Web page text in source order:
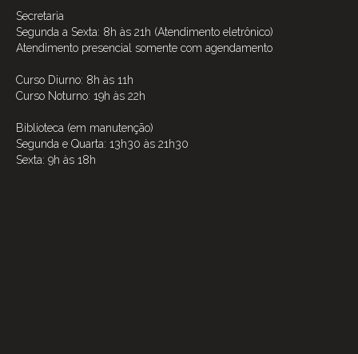
Secretaria
Segunda a Sexta: 8h às 21h (Atendimento eletrônico)
Atendimento presencial somente com agendamento
Curso Diurno: 8h às 11h
Curso Noturno: 19h às 22h
Biblioteca (em manutenção)
Segunda e Quarta: 13h30 às 21h30
Sexta: 9h às 18h